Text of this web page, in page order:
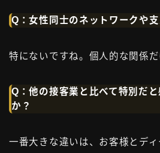
Q：女性同士のネットワークや
特にないですね。個人的な関係だ
Q：他の接客業と比べて特別だ
か？
一番大きな違いは、お客様とデ